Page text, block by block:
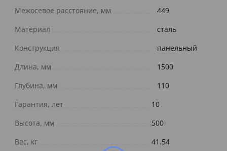
Межосевое расстояние, мм
449
Материал
сталь
Конструкция
панельный
Длина, мм
1500
Глубина, мм
110
Гарантия, лет
10
Высота, мм
500
Вес, кг
41.54